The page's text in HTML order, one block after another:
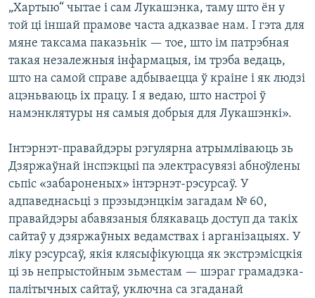
„Хартыю“ чытае і сам Лукашэнка, таму што ён у
той ці іншай прамове часта адказвае нам. І гэта для
мяне таксама паказьнік — тое, што ім патрэбная
такая незалежныя інфармацыя, ім трэба ведаць,
што на самой справе адбываецца ў краіне і як людзі
ацэньваюць іх працу. І я ведаю, што настроі ў
намэнклятуры ня самыя добрыя для Лукашэнкі».
Інтэрнэт-правайдэры рэгулярна атрымліваюць зь
Дзяржаўнай інспэкцыі па электрасувязі абноўлены
сьпіс «забароненых» інтэрнэт-рэсурсаў. У
адпаведнасьці з прэзыдэнцкім загадам № 60,
правайдэры абавязаныя блякаваць доступ да такіх
сайтаў у дзяржаўных ведамствах і арганізацыях. У
ліку рэсурсаў, якія клясыфікуюцца як экстрэмісцкія
ці зь непрыстойным зьместам — шэраг грамадзка-
палітычных сайтаў, уключна са згаданай